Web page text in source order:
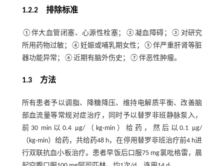
1.2.2 排除标准
①伴大血管闭塞、心源性栓塞；②凝血障碍；③对研究
所用药物过敏；④妊娠或哺乳期女性；⑤伴严重肝肾等脏
器功能异常；⑥近期有脑外伤史；⑦伴恶性肿瘤。
1.3 方法
所有患者予以调脂、降糖降压、维持电解质平衡、改善脑
部血流量等常规对症治疗，同时予以替罗非班静脉泵入，
前30 min以0.4 μg/（kg·min）给药，然后以0.1 μg/
（kg·min）给药，共给药48 h，在停用替罗非班治疗前4 h进
行双联抗血小板治疗。患者早饭后口服75 mg氯吡格雷，晨